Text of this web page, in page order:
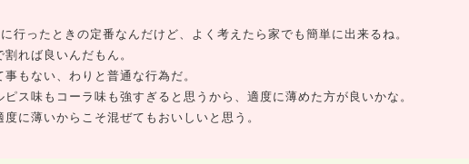
行ったときの定番なんだけど、よく考えたら家でも簡単に出来るね。
れば良いんだもん。
もない、わりと普通な行為だ。
ス味もコーラ味も強すぎると思うから、適度に薄めた方が良いかな。
に薄いからこそ混ぜてもおいしいと思う。